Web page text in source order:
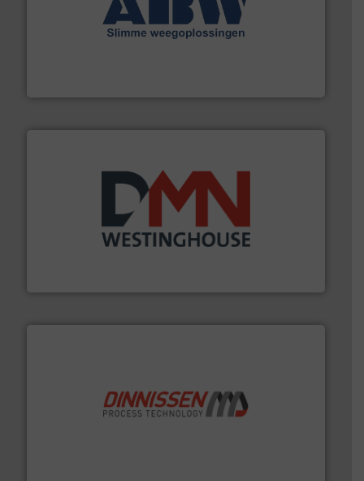
geautomatiseerde weegoplossingen.Meer info ➜
plastic-, (petro) chemische, farmaceutische,
mineralen-, energie en biomassa industrieën.